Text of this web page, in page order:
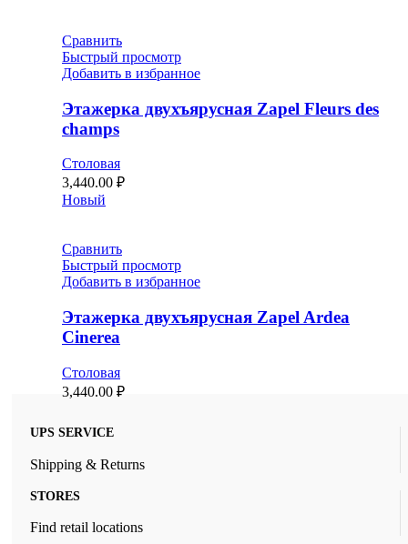
Сравнить
Быстрый просмотр
Добавить в избранное
Этажерка двухъярусная Zapel Fleurs des
champs
Столовая
3,440.00 ₽
Новый
Сравнить
Быстрый просмотр
Добавить в избранное
Этажерка двухъярусная Zapel Ardea
Cinerea
Столовая
3,440.00 ₽
UPS SERVICE
Shipping & Returns
STORES
Find retail locations